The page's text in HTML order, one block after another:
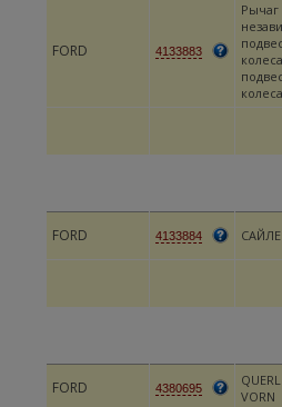
FORD 4133883
Рычаг
колеса
FORD 4133884
FORD 4380695
VORN